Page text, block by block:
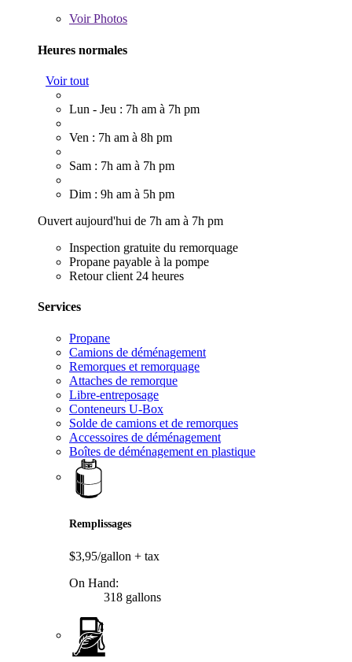
VoirPhotos
Heures normales
Voir tout
Lun - Jeu : 7h am à 7h pm
Ven : 7h am à 8h pm
Sam : 7h am à 7h pm
Dim : 9h am à 5h pm
Ouvert aujourd'hui de 7h am à 7h pm
Inspection gratuite du remorquage
Propane payable à la pompe
Retour client 24 heures
Services
Propane
Camions de déménagement
Remorques et remorquage
Attaches de remorque
Libre-entreposage
Conteneurs U-Box
Solde de camions et de remorques
Accessoires de déménagement
Boîtes de déménagement en plastique
Remplissages
$3,95/gallon + tax
On Hand:
318 gallons